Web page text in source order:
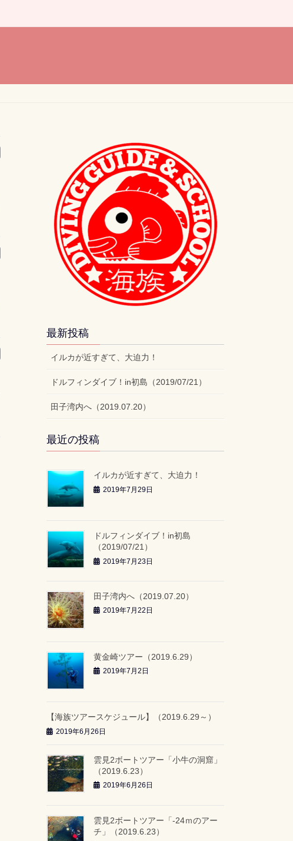
最新投稿
イルカが近すぎて、大迫力！
ドルフィンダイブ！in初島（2019/07/21）
田子湾内へ（2019.07.20）
最近の投稿
イルカが近すぎて、大迫力！
2019年7月29日
ドルフィンダイブ！in初島
（2019/07/21）
2019年7月23日
田子湾内へ（2019.07.20）
2019年7月22日
黄金崎ツアー（2019.6.29）
2019年7月2日
【海族ツアースケジュール】（2019.6.29～）
2019年6月26日
雲見2ボートツアー「小牛の洞窟」
（2019.6.23）
2019年6月26日
雲見2ボートツアー「-24ｍのアー
チ」（2019.6.23）